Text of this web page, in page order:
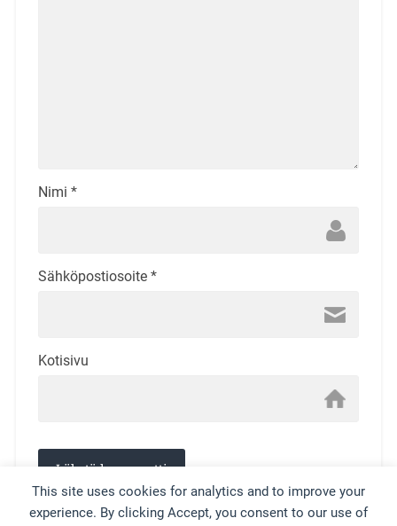
This site uses cookies for analytics and to improve your
experience. By clicking Accept, you consent to our use of
Nimi *
Sähköpostiosoite *
Kotisivu